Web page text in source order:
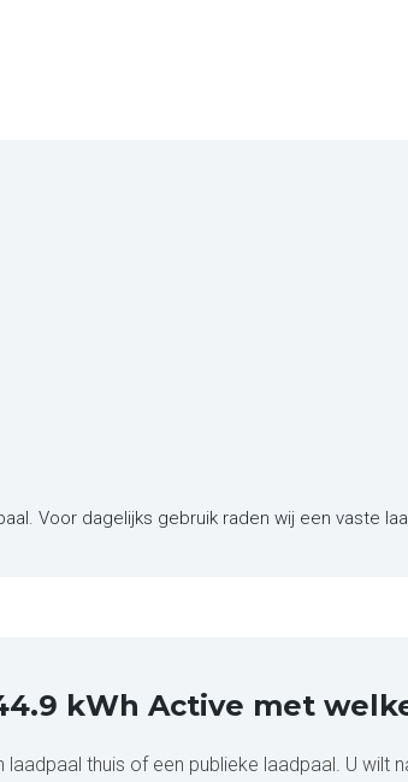
Voor dagelijks gebruik raden wij een vaste
kWh Active met
thuis of een publieke laadpaal. U wilt